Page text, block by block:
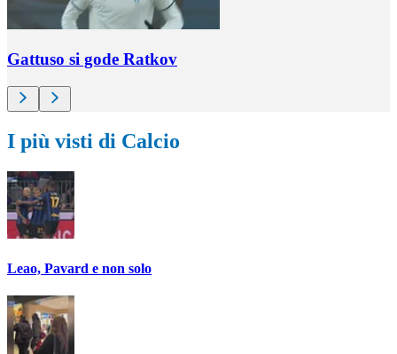
Gattuso si gode Ratkov
I più visti di Calcio
Leao, Pavard e non solo